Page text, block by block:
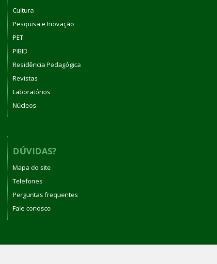
Cultura
Pesquisa e Inovação
PET
PIBID
Residência Pedagógica
Revistas
Laboratórios
Núcleos
DÚVIDAS?
Mapa do site
Telefones
Perguntas frequentes
Fale conosco